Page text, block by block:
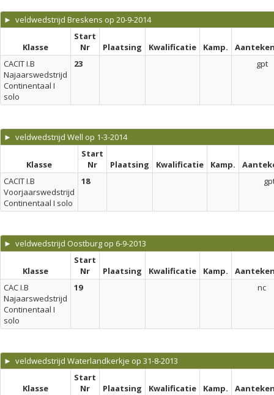
► veldwedstrijd Breskens op 20-9-2014
Klasse
Start
Nr
Plaatsing Kwalificatie Kamp.
CACIT I.B
Najaarswedstrijd
Continentaal I
solo
23 gpt
► veldwedstrijd Well op 1-3-2014
Klasse
Start
Nr
Plaatsing Kwalificatie Kamp.
CACIT I.B
Voorjaarswedstrijd
Continentaal I solo
18
► veldwedstrijd Oostburg op 6-9-2013
Klasse
Start
Nr
Plaatsing Kwalificatie Kamp.
CAC I.B
Najaarswedstrijd
Continentaal I
solo
19 nc
► veldwedstrijd Waterlandkerkje op 31-8-2013
Klasse
Start
Nr
Plaatsing Kwalificatie Kamp.